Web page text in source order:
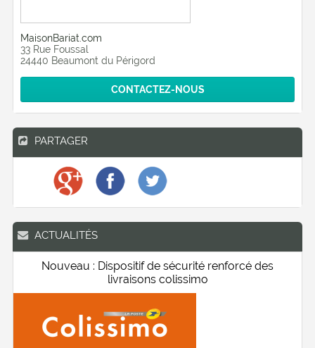
MaisonBariat.com
33 Rue Foussal
24440 Beaumont du Périgord
CONTACTEZ-NOUS
PARTAGER
ACTUALITÉS
Nouveau : Dispositif de sécurité renforcé des
livraisons colissimo